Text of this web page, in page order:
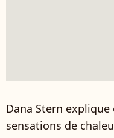
Dana Stern
sensations de